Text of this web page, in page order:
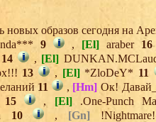
новых образов сегодня на
9 , [El]araber 16
14 , [El]
13 , [El]*ZloDeY* 11
11 , [Hm] Ок!
15 , [El].One-Punch
10 , [Gn]